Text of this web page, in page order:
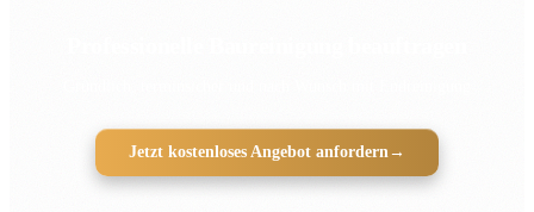
Jetzt kostenloses Angebot anfordern→